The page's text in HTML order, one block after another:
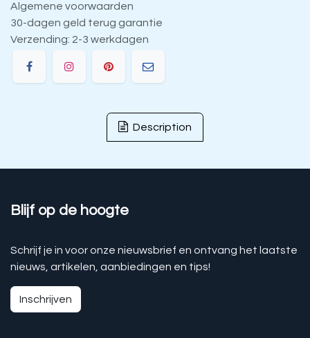
Algemene voorwaarden
30-dagen geld terug garantie
Verzending: 2-3 werkdagen
Description
Blijf op de hoogte
Schrijf je in voor onze nieuwsbrief en ontvang het laatste
nieuws, artikelen, aanbiedingen en tips!
Inschrijven